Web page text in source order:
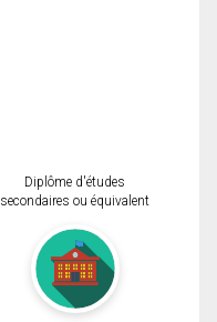
Diplôme d'études
secondaires ou équivalent